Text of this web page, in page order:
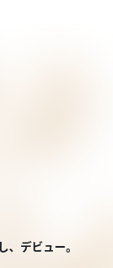
デビュー。